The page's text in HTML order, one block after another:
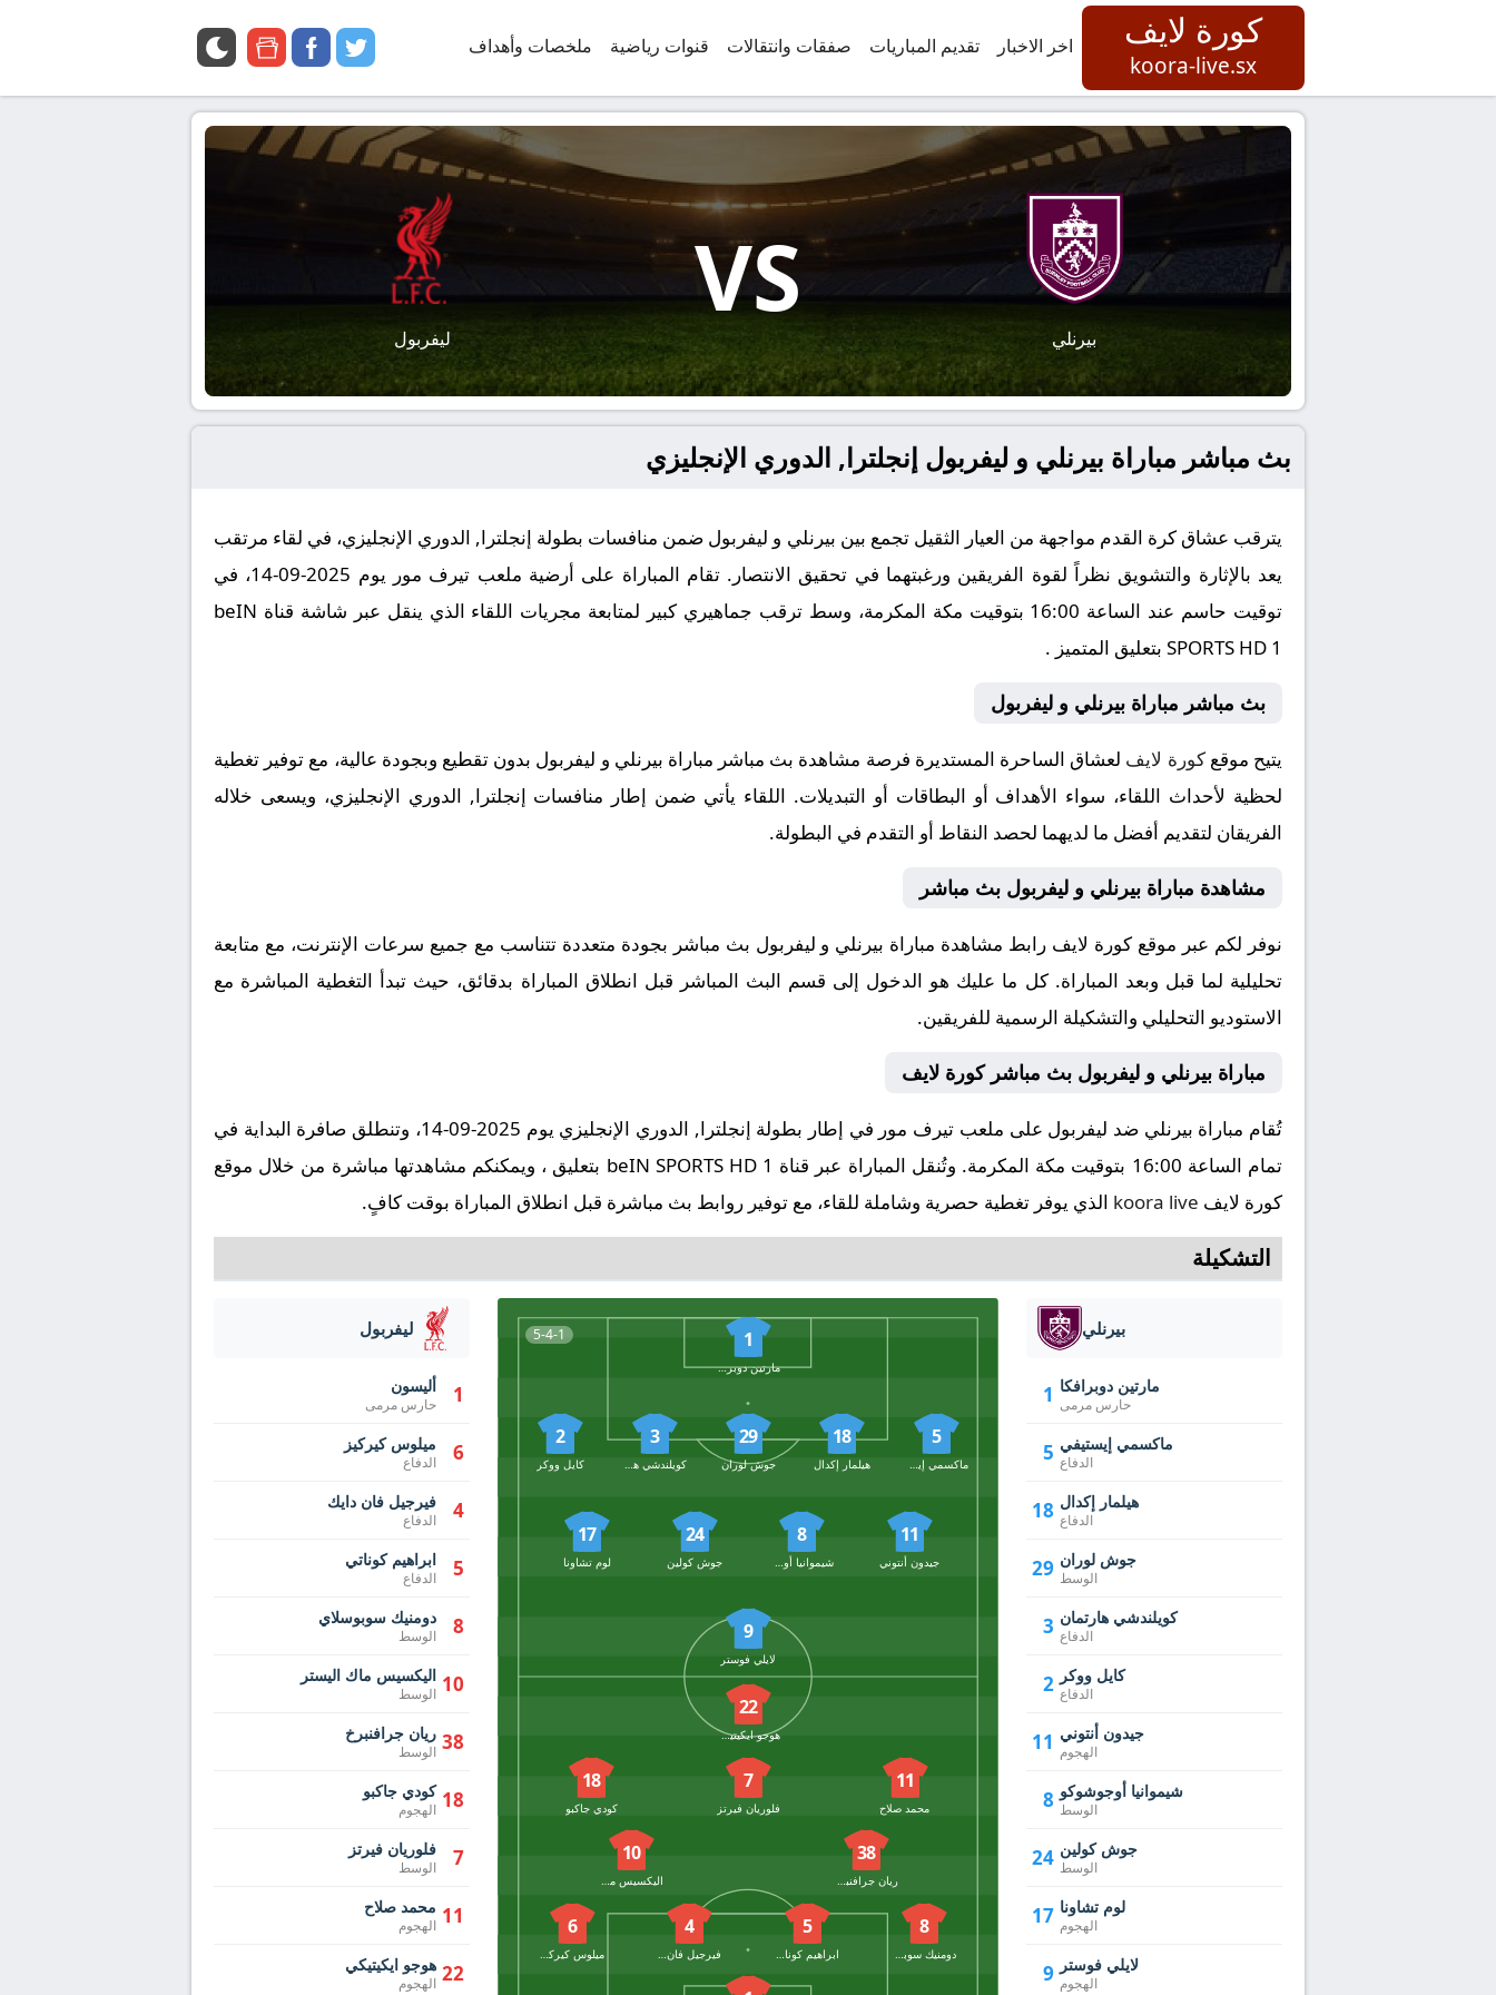
كورة لايف
koora-live.sx
اخر الاخبار تقديم المباريات صفقات وانتقالات قنوات رياضية ملخصات وأهداف twitter
facebook
google
بيرنلي
VS
ليفربول
بث مباشر مباراة بيرنلي و ليفربول إنجلترا, الدوري الإنجليزي
يترقب عشاق كرة القدم مواجهة من العيار الثقيل تجمع بين بيرنلي و ليفربول ضمن منافسات بطولة إنجلترا, الدوري الإنجليزي، في لقاء مرتقب
يعد بالإثارة والتشويق نظراً لقوة الفريقين ورغبتهما في تحقيق الانتصار. تقام المباراة على أرضية ملعب تيرف مور يوم 2025-09-14، في
توقيت حاسم عند الساعة 16:00 بتوقيت مكة المكرمة، وسط ترقب جماهيري كبير لمتابعة مجريات اللقاء الذي ينقل عبر شاشة قناة beIN
SPORTS HD 1 بتعليق المتميز .
بث مباشر مباراة بيرنلي و ليفربول
يتيح موقعكورة لايف لعشاق الساحرة المستديرة فرصة مشاهدة بث مباشر مباراة بيرنلي و ليفربول بدون تقطيع وبجودة عالية، مع توفير تغطية
لحظية لأحداث اللقاء، سواء الأهداف أو البطاقات أو التبديلات. اللقاء يأتي ضمن إطار منافسات إنجلترا, الدوري الإنجليزي، ويسعى خلاله
الفريقان لتقديم أفضل ما لديهما لحصد النقاط أو التقدم في البطولة.
مشاهدة مباراة بيرنلي و ليفربول بث مباشر
نوفر لكم عبر موقع كورة لايف رابط مشاهدة مباراة بيرنلي و ليفربول بث مباشر بجودة متعددة تتناسب مع جميع سرعات الإنترنت، مع متابعة
تحليلية لما قبل وبعد المباراة. كل ما عليك هو الدخول إلى قسم البث المباشر قبل انطلاق المباراة بدقائق، حيث تبدأ التغطية المباشرة مع
الاستوديو التحليلي والتشكيلة الرسمية للفريقين.
مباراة بيرنلي و ليفربول بث مباشر كورة لايف
تُقام مباراة بيرنلي ضد ليفربول على ملعب تيرف مور في إطار بطولة إنجلترا, الدوري الإنجليزي يوم 2025-09-14، وتنطلق صافرة البداية في
تمام الساعة 16:00 بتوقيت مكة المكرمة. وتُنقل المباراة عبر قناة beIN SPORTS HD 1 بتعليق ، ويمكنكم مشاهدتها مباشرة من خلال موقع
كورة لايف koora live الذي يوفر تغطية حصرية وشاملة للقاء، مع توفير روابط بث مباشرة قبل انطلاق المباراة بوقت كافٍ.
التشكيلة
5-4-1 1
مارتين دوبرافكا
5
ماكسمي إيستيفي
18
هيلمار إكدال
29
جوش لوران
3
كويلندشي هارتمان
2
كايل ووكر
11
جيدون أنتوني
8
شيموانيا أوجوشوكو
24
جوش كولين
17
لوم تشاونا
9
لايلي فوستر
22
هوجو ايكيتيكي
11
محمد صلاح
7
فلوريان فيرتز
18
كودي جاكبو
38
ريان جرافنبرخ
10
اليكسيس ماك اليستر
8
5
4
فيرجيل فان دايك
6
بيرنلي
1 مارتين دوبرافكا
حارس مرمى
5 ماكسمي إيستيفي
الدفاع
18 هيلمار إكدال
الدفاع
29 جوش لوران
الوسط
3 كويلندشي هارتمان
الدفاع
2 كايل ووكر
الدفاع
11 جيدون أنتوني
الهجوم
8 شيموانيا أوجوشوكو
الوسط
24 جوش كولين
الوسط
17 لوم تشاونا
الهجوم
9 لايلي فوستر
الهجوم
ليفربول
1 أليسون
حارس مرمى
6 ميلوس كيركيز
الدفاع
4 فيرجيل فان دايك
الدفاع
5 ابراهيم كوناتي
الدفاع
8 دومنيك سوبوسلاي
الوسط
10 اليكسيس ماك اليستر
الوسط
38 ريان جرافنبرخ
الوسط
18 كودي جاكبو
الهجوم
7 فلوريان فيرتز
الوسط
11 محمد صلاح
الهجوم
22 هوجو ايكيتيكي
الهجوم